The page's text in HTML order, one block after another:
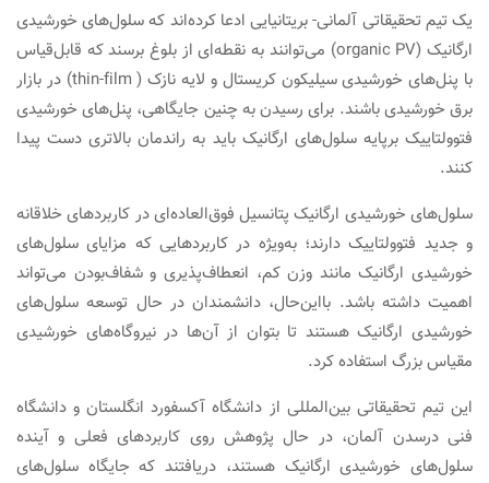
یک تیم تحقیقاتی آلمانی- بریتانیایی ادعا کرده‌اند که سلول‌های خورشیدی
ارگانیک (organic PV) می‌توانند به نقطه‌ای از بلوغ برسند که قابل‌قیاس
با پنل‌های خورشیدی سیلیکون کریستال و لایه نازک ( thin-film) در بازار
برق خورشیدی باشند. برای رسیدن به چنین جایگاهی، پنل‌های خورشیدی
فتوولتاییک برپایه سلول‌های ارگانیک باید به‌ راندمان بالاتری دست پیدا
کنند.
سلول‌های خورشیدی ارگانیک پتانسیل فوق‌العاده‌ای در کاربردهای خلاقانه
و جدید فتوولتاییک دارند؛ به‌ویژه در کاربردهایی که مزایای سلول‌های
خورشیدی ارگانیک مانند وزن کم، انعطاف‌پذیری و شفاف‌بودن می‌تواند
اهمیت داشته باشد. بااین‌حال، دانشمندان در حال توسعه سلول‌های
خورشیدی ارگانیک هستند تا بتوان از آن‌ها در نیروگاه‌های خورشیدی
مقیاس بزرگ استفاده کرد.
این تیم تحقیقاتی بین‌المللی از دانشگاه آکسفورد انگلستان و دانشگاه
فنی درسدن آلمان، در حال پژوهش روی کاربردهای فعلی و آینده
سلول‌های خورشیدی ارگانیک هستند، دریافتند که جایگاه سلول‌های